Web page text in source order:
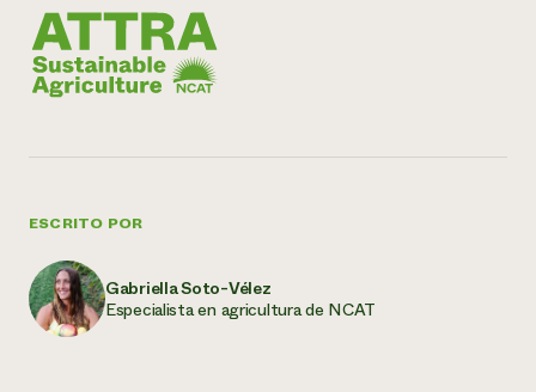
ESCRITO POR
Gabriella Soto-Vélez
Especialista en agricultura de NCAT